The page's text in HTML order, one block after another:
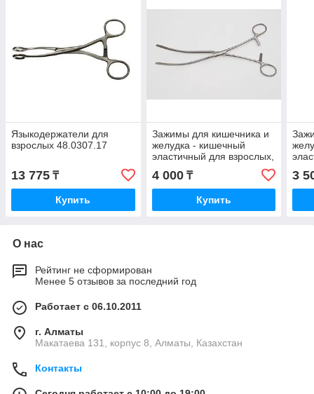
Языкодержатели для
взрослых 48.0307.17
13 775 ₸
Купить
Зажимы для кишечника и
желудка - кишечный
эластичный для взрослых,
52.0211.24
4 000₸
Купить
3
О нас
Рейтинг не сформирован
Менее 5 отзывов за последний год
Работает с 06.10.2011
г. Алматы
Макатаева 131, корпус 8, Алматы, Казахстан
Контакты